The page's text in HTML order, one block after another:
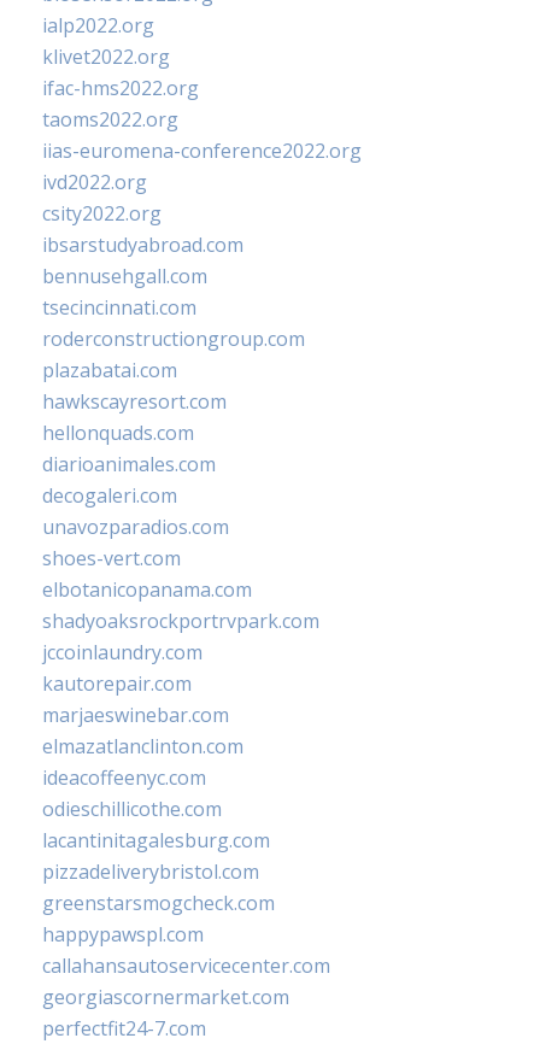
ialp2022.org
klivet2022.org
ifac-hms2022.org
taoms2022.org
iias-euromena-conference2022.org
ivd2022.org
csity2022.org
ibsarstudyabroad.com
bennusehgall.com
tsecincinnati.com
roderconstructiongroup.com
plazabatai.com
hawkscayresort.com
hellonquads.com
diarioanimales.com
decogaleri.com
unavozparadios.com
shoes-vert.com
elbotanicopanama.com
shadyoaksrockportrvpark.com
jccoinlaundry.com
kautorepair.com
marjaeswinebar.com
elmazatlanclinton.com
ideacoffeenyc.com
odieschillicothe.com
lacantinitagalesburg.com
pizzadeliverybristol.com
greenstarsmogcheck.com
happypawspl.com
callahansautoservicecenter.com
georgiascornermarket.com
perfectfit24-7.com